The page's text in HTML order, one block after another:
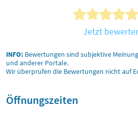
Jetzt
INFO: Bewertungen sind subjektive
und anderer Portale.
Wir überprüfen die Bewertungen nicht auf
Öffnungszeiten